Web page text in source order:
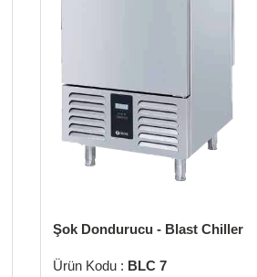
Şok Dondurucu - Blast Chiller
Ürün Kodu : BLC 7